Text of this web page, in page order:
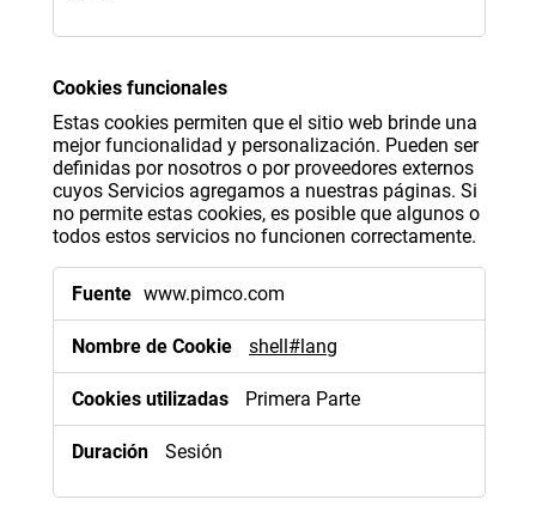
Cookies funcionales
Estas cookies permiten que el sitio web brinde una
mejor funcionalidad y personalización. Pueden ser
definidas por nosotros o por proveedores externos
cuyos Servicios agregamos a nuestras páginas. Si
no permite estas cookies, es posible que algunos o
todos estos servicios no funcionen correctamente.
Cookies
www.pimco.com
shell#lang
Primera Parte
Sesión